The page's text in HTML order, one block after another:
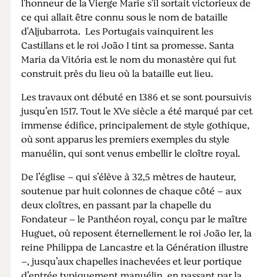
l'honneur de la Vierge Marie s'il sortait victorieux de
ce qui allait être connu sous le nom de bataille
d'Aljubarrota. Les Portugais vainquirent les
Castillans et le roi João I tint sa promesse. Santa
Maria da Vitória est le nom du monastère qui fut
construit près du lieu où la bataille eut lieu.
Les travaux ont débuté en 1386 et se sont poursuivis
jusqu’en 1517. Tout le XVe siècle a été marqué par cet
immense édifice, principalement de style gothique,
où sont apparus les premiers exemples du style
manuélin, qui sont venus embellir le cloître royal.
De l’église – qui s’élève à 32,5 mètres de hauteur,
soutenue par huit colonnes de chaque côté – aux
deux cloîtres, en passant par la chapelle du
Fondateur – le Panthéon royal, conçu par le maître
Huguet, où reposent éternellement le roi João Ier, la
reine Philippa de Lancastre et la Génération illustre
–, jusqu’aux chapelles inachevées et leur portique